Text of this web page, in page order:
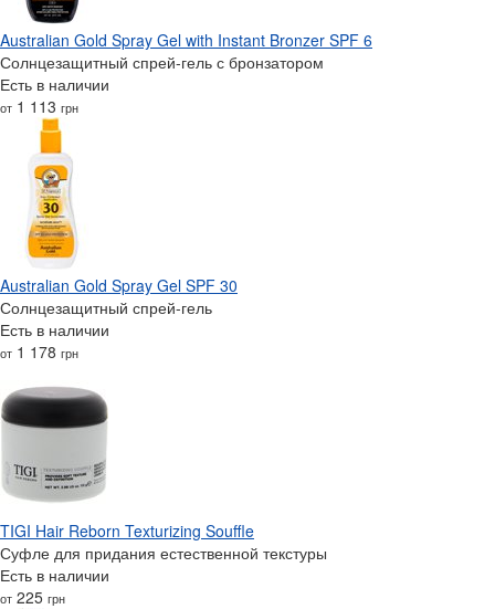
Australian Gold Spray Gel with Instant Bronzer SPF 6
Солнцезащитный спрей-гель с бронзатором
Есть в наличии
от 1 113 грн
Australian Gold Spray Gel SPF 30
Солнцезащитный спрей-гель
Есть в наличии
от 1 178 грн
TIGI Hair Reborn Texturizing Souffle
Суфле для придания естественной текстуры
Есть в наличии
от 225 грн